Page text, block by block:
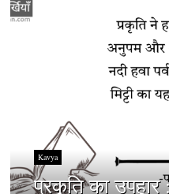
Kavya
प्रकृति का